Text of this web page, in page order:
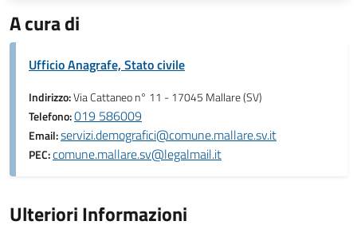
A cura di
Ufficio Anagrafe, Stato civile
Indirizzo:Via Cattaneo n° 11 - 17045 Mallare (SV)
Telefono:019 586009
Email:servizi.demografici@comune.mallare.sv.it
PEC:comune.mallare.sv@legalmail.it
Ulteriori Informazioni